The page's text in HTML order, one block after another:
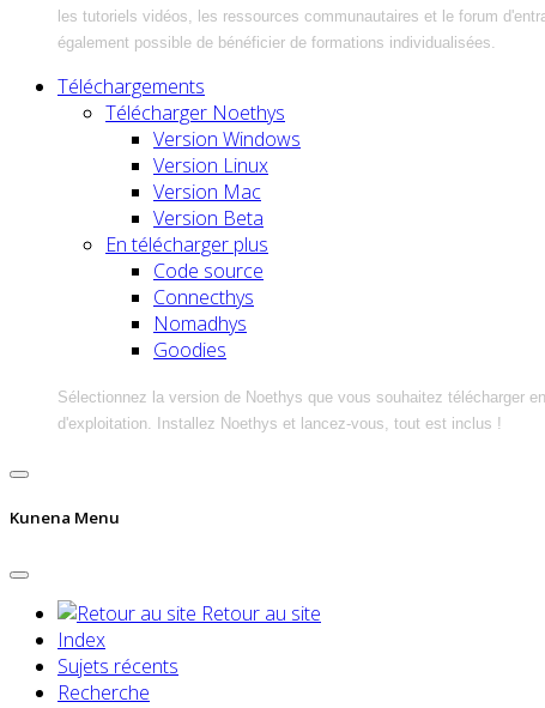
les tutoriels vidéos, les ressources communautaires et le forum
également possible de bénéficier de formations individualisées.
Téléchargements
Télécharger Noethys
Version Windows
Version Linux
Version Mac
Version Beta
En télécharger plus
Code source
Connecthys
Nomadhys
Goodies
Sélectionnez la version de Noethys que vous souhaitez télécharger
d'exploitation. Installez Noethys et lancez-vous, tout est inclus !
Kunena Menu
Retour au site
Index
Sujets récents
Recherche